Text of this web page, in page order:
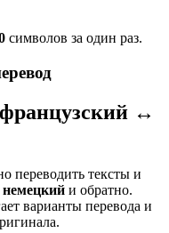
символов за один раз.
↔
переводить тексты и
немецкий и обратно.
варианты перевода и